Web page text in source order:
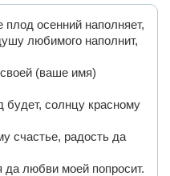
плод осенний наполняет,
любимого наполнит,
(ваше имя)
будет, солнцу красному
счастье, радость да
да любви моей попросит.